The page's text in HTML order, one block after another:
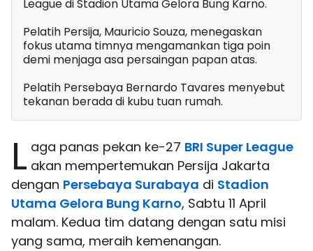
League di Stadion Utama Gelora Bung Karno.
Pelatih Persija, Mauricio Souza, menegaskan
fokus utama timnya mengamankan tiga poin
demi menjaga asa persaingan papan atas.
Pelatih Persebaya Bernardo Tavares menyebut
tekanan berada di kubu tuan rumah.
L aga panas pekan ke-27 BRI Super League
akan mempertemukan Persija Jakarta
dengan Persebaya Surabaya di Stadion
Utama Gelora Bung Karno, Sabtu 11 April
malam. Kedua tim datang dengan satu misi
yang sama, meraih kemenangan.